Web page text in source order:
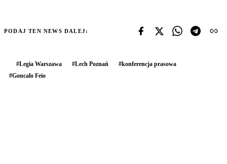
PODAJ TEN NEWS DALEJ:
#Legia Warszawa #Lech Poznań #konferencja prasowa
#Goncalo Feio